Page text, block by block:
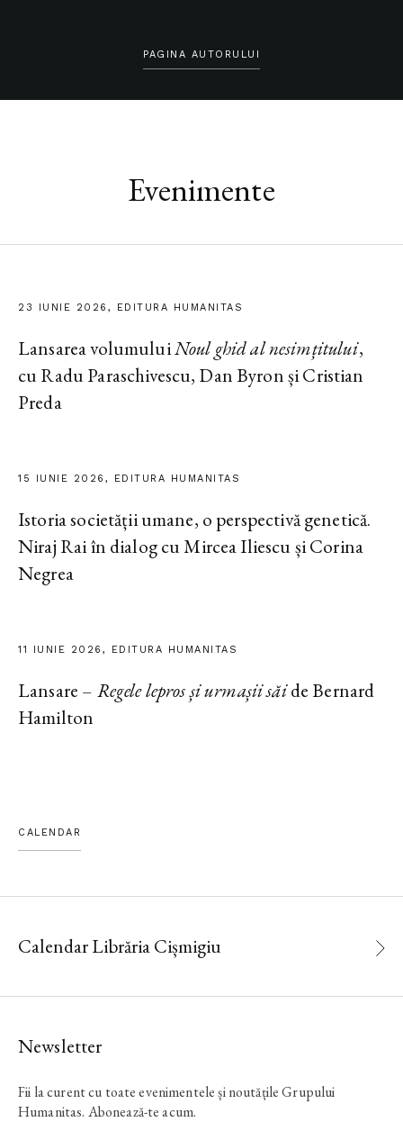
PAGINA AUTORULUI
Evenimente
23 IUNIE 2026, EDITURA HUMANITAS
Lansarea volumuluiNoul ghid al nesimțitului,
cu Radu Paraschivescu, Dan Byron și Cristian
Preda
15 IUNIE 2026, EDITURA HUMANITAS
Istoria societății umane, o perspectivă genetică.
Niraj Rai în dialog cu Mircea Iliescu și Corina
Negrea
11 IUNIE 2026, EDITURA HUMANITAS
Lansare – Regele lepros și urmașii săide Bernard
Hamilton
CALENDAR
Calendar Librăria Cișmigiu
Newsletter
Fii la curent cu toate evenimentele și noutățile Grupului
Humanitas. Abonează-te acum.